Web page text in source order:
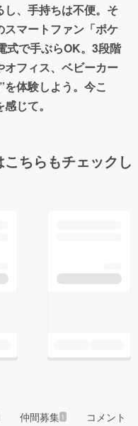
、手持ちは不便。そ
マートファン「ポケ
式で手ぶらOK。3段階
フィス、ベビーカー
体験しよう。今こ
じて。
ちらもチェックし
仲間募集 1 コメント